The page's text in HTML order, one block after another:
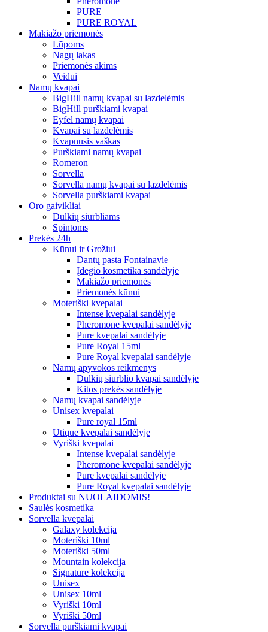
PURE
PURE ROYAL
Makiažo priemonės
Lūpoms
Nagų lakas
Priemonės akims
Veidui
Namų kvapai
BigHill namų kvapai su lazdelėmis
BigHill purškiami kvapai
Eyfel namų kvapai
Kvapai su lazdelėmis
Kvapnusis vaškas
Purškiami namų kvapai
Romeron
Sorvella
Sorvella namų kvapai su lazdelėmis
Sorvella purškiami kvapai
Oro gaivikliai
Dulkių siurbliams
Spintoms
Prekės 24h
Kūnui ir Grožiui
Dantų pasta Fontainavie
Įdegio kosmetika sandėlyje
Makiažo priemonės
Priemonės kūnui
Moteriški kvepalai
Intense kvepalai sandėlyje
Pheromone kvepalai sandėlyje
Pure kvepalai sandėlyje
Pure Royal 15ml
Pure Royal kvepalai sandėlyje
Namų apyvokos reikmenys
Dulkių siurblio kvapai sandėlyje
Kitos prekės sandėlyje
Namų kvapai sandėlyje
Unisex kvepalai
Pure royal 15ml
Utique kvepalai sandėlyje
Vyriški kvepalai
Intense kvepalai sandėlyje
Pheromone kvepalai sandėlyje
Pure kvepalai sandėlyje
Pure Royal kvepalai sandėlyje
Produktai su NUOLAIDOMIS!
Saulės kosmetika
Sorvella kvepalai
Galaxy kolekcija
Moteriški 10ml
Moteriški 50ml
Mountain kolekcija
Signature kolekcija
Unisex
Unisex 10ml
Vyriški 10ml
Vyriški 50ml
Sorvella purškiami kvapai